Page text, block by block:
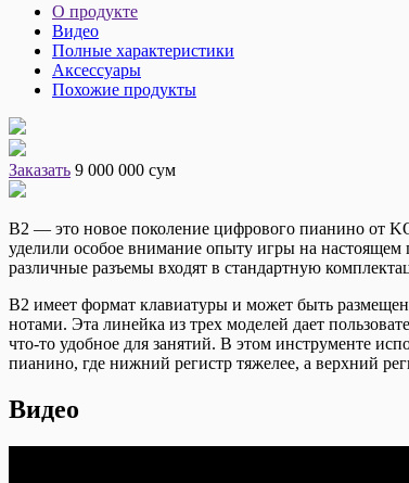
О продукте
Видео
Полные характеристики
Аксессуары
Похожие продукты
Заказать 9 000 000 сум
B2 — это новое поколение цифрового пианино от
уделили особое внимание опыту игры на настоящем
различные разъемы входят в стандартную
B2 имеет формат клавиатуры и может быть
нотами. Эта линейка из трех моделей дает
что-то удобное для занятий. В этом инструменте
пианино, где нижний регистр тяжелее, а верхний
Видео